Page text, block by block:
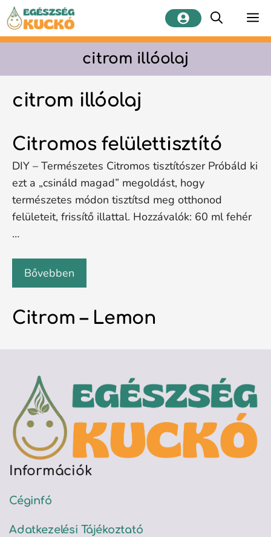
Kilépés
tartalomba
citrom illóolaj
citrom illóolaj
Citromos felülettisztító
DIY – Természetes Citromos tisztítószer Próbáld ki
ezt a „csináld magad” megoldást, hogy
természetes módon tisztítsd meg otthonod
felületeit, frissítő illattal. Hozzávalók: 60 ml fehér
…
Bővebben
Citrom – Lemon
Információk
Céginfó
Adatkezelési Tájékoztató